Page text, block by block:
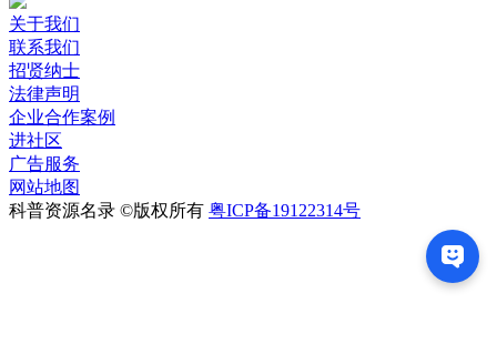
关于我们
联系我们
招贤纳士
法律声明
企业合作案例
进社区
广告服务
网站地图
科普资源名录 ©版权所有 粤ICP备19122314号